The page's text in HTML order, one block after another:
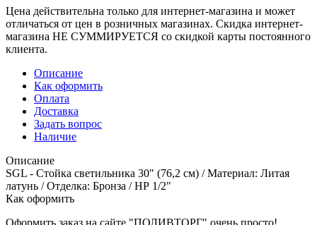
Цена действительна только для интернет-магазина и может
отличаться от цен в розничных магазинах. Скидка интернет-
магазина НЕ СУММИРУЕТСЯ со скидкой карты постоянного
клиента.
Описание
Как оформить
Оплата
Доставка
Задать вопрос
Наличие
Описание
SGL - Стойка светильника 30" (76,2 см) / Материал: Литая
латунь / Отделка: Бронза / НР 1/2"
Как оформить
Оформить заказ на сайте "ПОЛИВТОРГ" очень просто!